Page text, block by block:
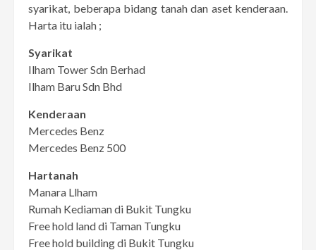
syarikat, beberapa bidang tanah dan aset kenderaan.
Harta itu ialah ;
Syarikat
Ilham Tower Sdn Berhad
Ilham Baru Sdn Bhd
Kenderaan
Mercedes Benz
Mercedes Benz 500
Hartanah
Manara Llham
Rumah Kediaman di Bukit Tungku
Free hold land di Taman Tungku
Free hold building di Bukit Tungku